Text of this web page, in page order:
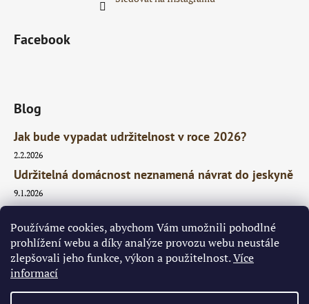
Používáme cookies, abychom Vám umožnili pohodlné
prohlížení webu a díky analýze provozu webu neustále
zlepšovali jeho funkce, výkon a použitelnost.Více
informací
Facebook
Blog
Jak bude vypadat udržitelnost v roce 2026?
2.2.2026
Udržitelná domácnost neznamená návrat do jeskyně
9.1.2026
15.4.2025